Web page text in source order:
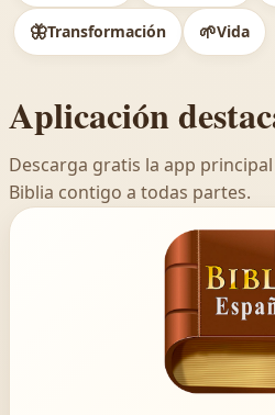
🦋Transformación 🌱Vida
Aplicación
Descarga gratis la app
Biblia contigo a todas partes.